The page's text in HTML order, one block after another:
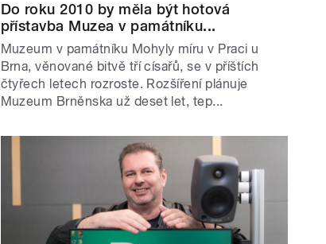
Do roku 2010 by měla být hotová
přístavba Muzea v památníku...
Muzeum v památníku Mohyly míru v Praci u
Brna, věnované bitvě tří císařů, se v příštích
čtyřech letech rozroste. Rozšíření plánuje
Muzeum Brněnska už deset let, tep...